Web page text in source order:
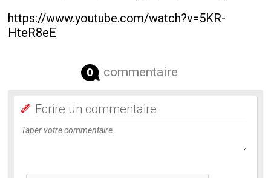
https://www.youtube.com/watch?v=5KR-
HteR8eE
0 commentaire
Ecrire un commentaire